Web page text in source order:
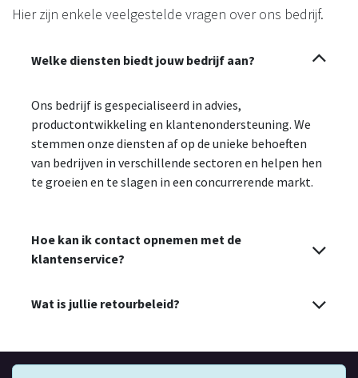
Hier zijn enkele veelgestelde vragen over ons bedrijf.
Welke diensten biedt jouw bedrijf aan?
Ons bedrijf is gespecialiseerd in advies,
productontwikkeling en klantenondersteuning. We
stemmen onze diensten af op de unieke behoeften
van bedrijven in verschillende sectoren en helpen hen
te groeien en te slagen in een concurrerende markt.
Hoe kan ik contact opnemen met de
klantenservice?
Wat is jullie retourbeleid?